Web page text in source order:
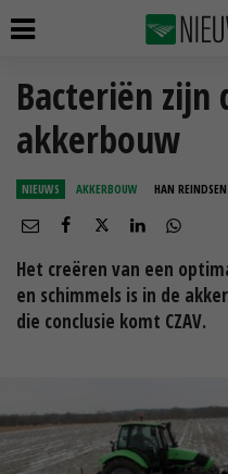
Bacteriën
akkerbouw
NIEUWS AKKERBOUW HAN REINDSEN
Het creëren van een
en schimmels is in de
die conclusie komt CZAV.